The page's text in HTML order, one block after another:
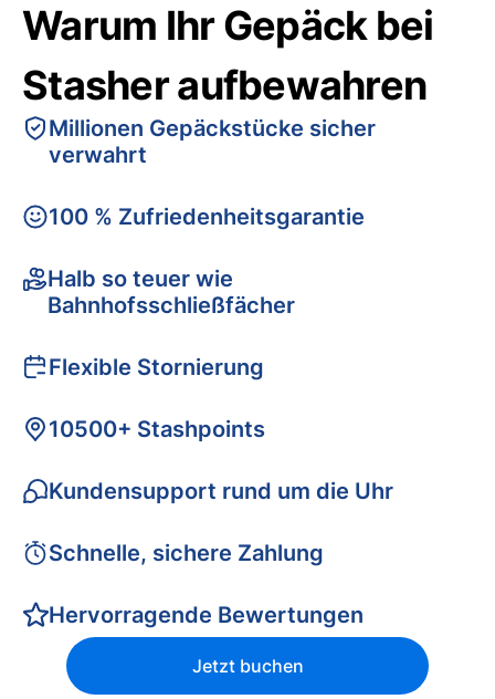
Warum Ihr Gepäck bei
Stasher aufbewahren
Millionen Gepäckstücke sicher
verwahrt
100 % Zufriedenheitsgarantie
Halb so teuer wie
Bahnhofsschließfächer
Flexible Stornierung
10500+ Stashpoints
Kundensupport rund um die Uhr
Schnelle, sichere Zahlung
Hervorragende Bewertungen
Jetzt buchen